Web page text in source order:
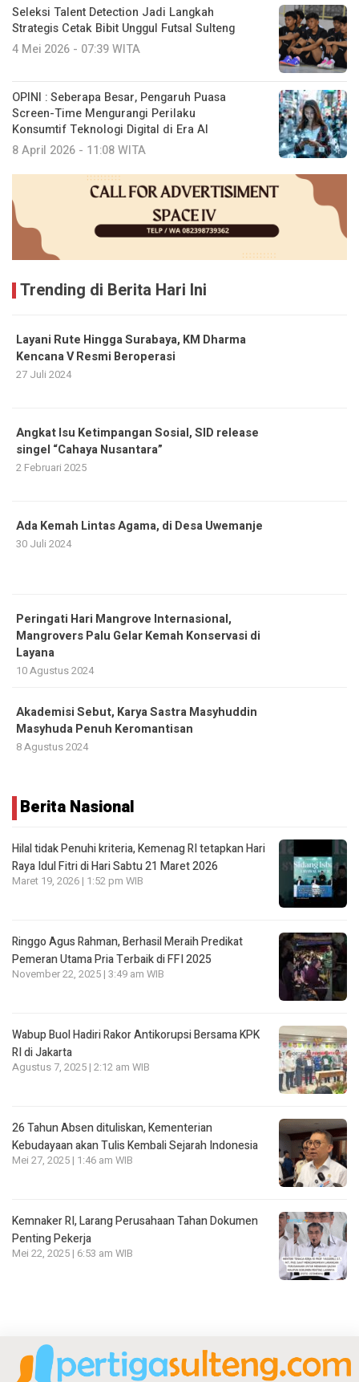
Seleksi Talent Detection Jadi Langkah
Strategis Cetak Bibit Unggul Futsal Sulteng
4 Mei 2026 - 07:39 WITA
OPINI : Seberapa Besar, Pengaruh Puasa
Screen-Time Mengurangi Perilaku
Konsumtif Teknologi Digital di Era AI
8 April 2026 - 11:08 WITA
Trending di Berita Hari Ini
Layani Rute Hingga Surabaya, KM Dharma
Kencana V Resmi Beroperasi
27 Juli 2024
Angkat Isu Ketimpangan Sosial, SID release
singel “Cahaya Nusantara”
2 Februari 2025
Ada Kemah Lintas Agama, di Desa Uwemanje
30 Juli 2024
Peringati Hari Mangrove Internasional,
Mangrovers Palu Gelar Kemah Konservasi di
Layana
10 Agustus 2024
Akademisi Sebut, Karya Sastra Masyhuddin
Masyhuda Penuh Keromantisan
8 Agustus 2024
Berita Nasional
Hilal tidak Penuhi kriteria, Kemenag RI tetapkan Hari
Raya Idul Fitri di Hari Sabtu 21 Maret 2026
Maret 19, 2026 | 1:52 pm WIB
Ringgo Agus Rahman, Berhasil Meraih Predikat
Pemeran Utama Pria Terbaik di FFI 2025
November 22, 2025 | 3:49 am WIB
Wabup Buol Hadiri Rakor Antikorupsi Bersama KPK
RI di Jakarta
Agustus 7, 2025 | 2:12 am WIB
26 Tahun Absen dituliskan, Kementerian
Kebudayaan akan Tulis Kembali Sejarah Indonesia
Mei 27, 2025 | 1:46 am WIB
Kemnaker RI, Larang Perusahaan Tahan Dokumen
Penting Pekerja
Mei 22, 2025 | 6:53 am WIB